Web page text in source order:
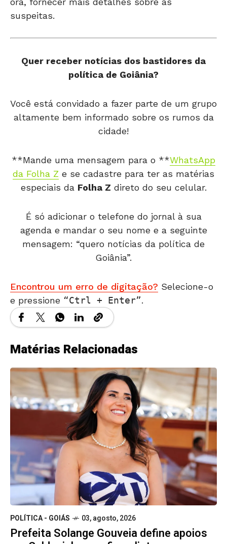
suspeitas.
Quer receber notícias dos bastidores da
política de Goiânia?
Você está convidado a fazer parte de um grupo
altamente bem informado sobre os rumos da
cidade!
**Mande uma mensagem para o **WhatsApp
da Folha Z e se cadastre para ter as matérias
especiais da Folha Z direto do seu celular.
É só adicionar o telefone do jornal à sua
agenda e mandar o seu nome e a seguinte
mensagem: “quero notícias da política de
Goiânia”.
Encontrou um erro de digitação? Selecione-o
e pressione
Ctrl + Enter .
Matérias Relacionadas
POLÍTICA - GOIÁS 03, agosto, 2026
Prefeita Solange Gouveia define apoios